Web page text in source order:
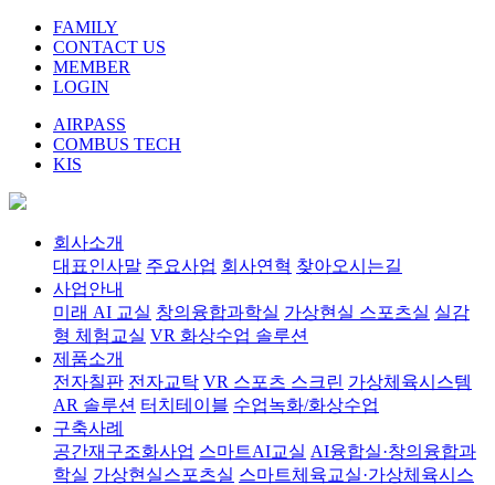
FAMILY
CONTACT US
MEMBER
LOGIN
AIRPASS
COMBUS TECH
KIS
회사소개
대표인사말 주요사업 회사연혁 찾아오시는길
사업안내
미래 AI 교실 창의융합과학실 가상현실 스포츠실 실감
형 체험교실 VR 화상수업 솔루션
제품소개
전자칠판 전자교탁 VR 스포츠 스크린 가상체육시스템
AR 솔루션 터치테이블 수업녹화/화상수업
구축사례
공간재구조화사업 스마트AI교실 AI융합실·창의융합과
학실 가상현실스포츠실 스마트체육교실·가상체육시스